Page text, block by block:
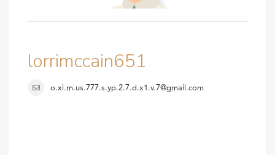
lorrimccain651
o.xi.m.us.777.s.yp.2.7.d.x1.v.7@gmail.com